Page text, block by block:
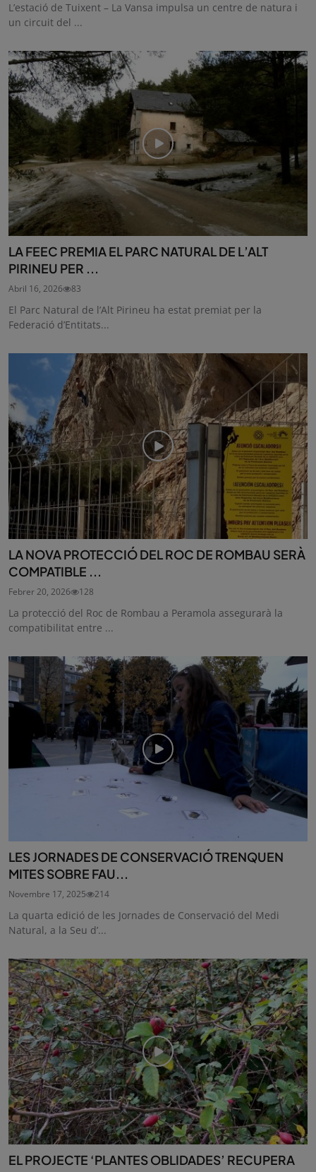
L’estació de Tuixent – La Vansa impulsa un centre de natura i
un circuit del ...
LA FEEC PREMIA EL PARC NATURAL DE L’ALT
PIRINEU PER ...
Abril 16, 2026 83
El Parc Natural de l’Alt Pirineu ha estat premiat per la
Federació d’Entitats...
LA NOVA PROTECCIÓ DEL ROC DE ROMBAU SERÀ
COMPATIBLE ...
Febrer 20, 2026 128
La protecció del Roc de Rombau a Peramola assegurarà la
compatibilitat entre ...
LES JORNADES DE CONSERVACIÓ TRENQUEN
MITES SOBRE FAU...
Novembre 17, 2025 214
La quarta edició de les Jornades de Conservació del Medi
Natural, a la Seu d’...
EL PROJECTE ‘PLANTES OBLIDADES’ RECUPERA